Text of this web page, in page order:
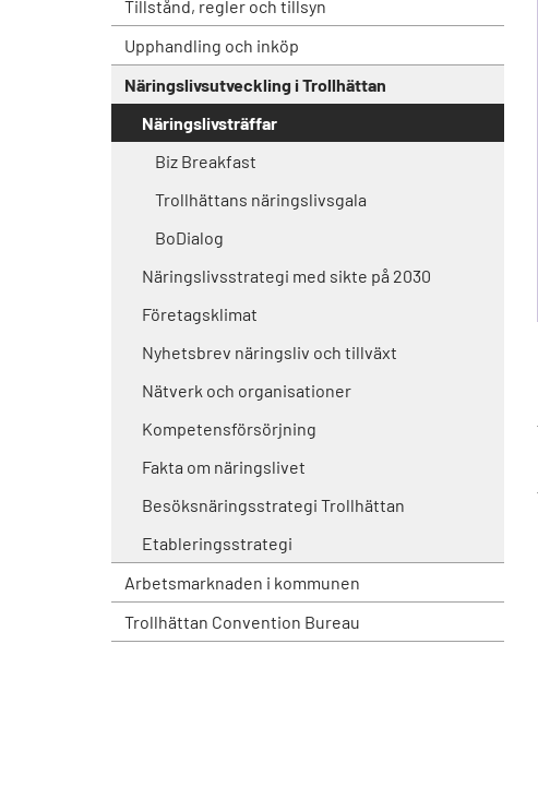
Tillstånd, regler och tillsyn
Upphandling och inköp
Näringslivsutveckling i Trollhättan
Näringslivsträffar
Biz Breakfast
Trollhättans näringslivsgala
BoDialog
Näringslivsstrategi med sikte på 2030
Företagsklimat
Nyhetsbrev näringsliv och tillväxt
Nätverk och organisationer
Kompetensförsörjning
Fakta om näringslivet
Besöksnäringsstrategi Trollhättan
Etableringsstrategi
Arbetsmarknaden i kommunen
Trollhättan Convention Bureau